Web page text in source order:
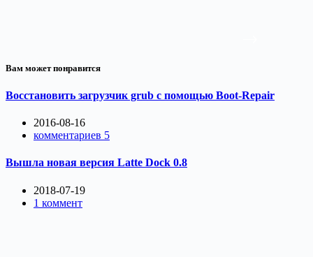
Вам может понравится
Восстановить загрузчик grub с помощью Boot-Repair
2016-08-16
комментариев 5
Вышла новая версия Latte Dock 0.8
2018-07-19
1 коммент